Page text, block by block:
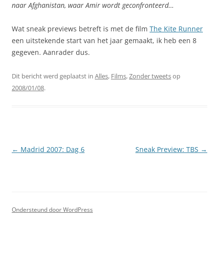
naar Afghanistan, waar Amir wordt geconfronteerd…
Wat sneak previews betreft is met de film The Kite Runner
een uitstekende start van het jaar gemaakt, ik heb een 8
gegeven. Aanrader dus.
Dit bericht werd geplaatst in Alles, Films,Zonder tweetsop
2008/01/08.
Berichtnavigatie
← Madrid 2007: Dag 6 Sneak Preview: TBS →
Ondersteund door WordPress